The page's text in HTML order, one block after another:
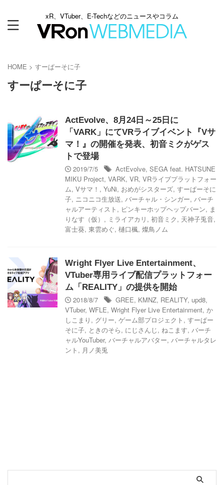
xR、VTuber、E-Techなどのニュースやコラム
HOME > すーぱーそに子
すーぱーそに子
ActEvolve、8月24日～25日に
「VARK」にてVRライブイベント『Vサ
マ！』の開催を発表、初音ミクがゲス
トで登場
2019/7/5
ActEvolve, SEGA feat. HATSUNE
MIKU Project, VARK, VR, VRライブプラットフォー
ム, Vサマ！ , YuNi, おめがシスターズ, すーぱーそに
子, ニコニコ生放送, バーチャル・シンガー, バーチ
ャルアーティスト , ピンキーホップヘップバーン, ま
りなす（仮） , ミライアカリ , 初音ミク, 天神子兎音,
富士葵, 東雲めぐ, 樋口楓, 燦鳥ノム
Wright Flyer Live Entertainment、
VTuber専用ライブ配信プラットフォー
ム「REALITY」の提供を開始
2018/8/7
GREE, KMNZ, REALITY, upd8,
VTuber, WFLE, Wright Flyer Live Entertainment, か
しこまり , グリー, ゲーム部プロジェクト , すーぱー
そに子, ときのそら, にじさんじ, ねこます, バーチ
ャルYouTuber, バーチャルアバター, バーチャルタレ
ント , 月ノ美兎